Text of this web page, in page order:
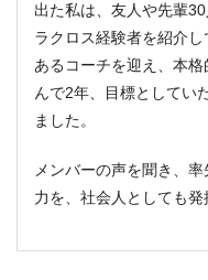
出た私は、友人や先輩
ラクロス経験者を紹介
あるコーチを迎え、本
んで2年、目標としてい
ました。
メンバーの声を聞き、
力を、社会人としても発